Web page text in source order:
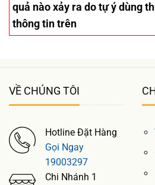
quả nào xảy ra do tự ý dùng
thông tin trên
VỀ CHÚNG TÔI
Hotline Đặt Hàng
Gọi Ngay
19003297
Chi Nhánh 1